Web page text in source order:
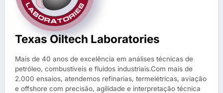
Texas Oiltech Laboratories
Mais de 40 anos de excelência em análises técnicas de
petróleo, combustíveis e fluidos industriais.Com mais de
2.000 ensaios, atendemos refinarias, termelétricas, aviação
e offshore com precisão, agilidade e interpretação técnica